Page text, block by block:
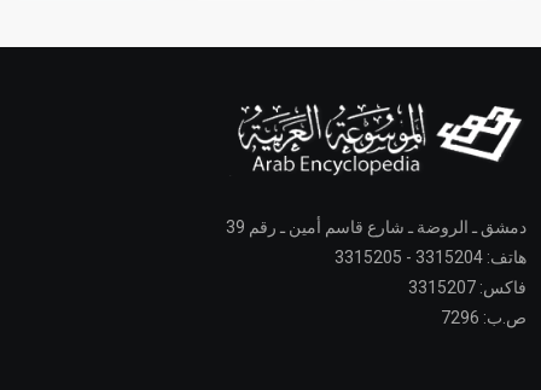
ـ الروضة ـ شارع قاسم أمين ـ رقم 39